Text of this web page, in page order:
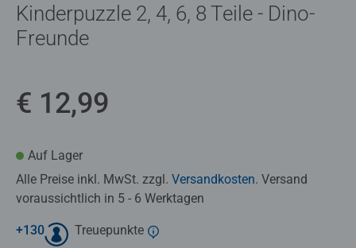
Kinderpuzzle 2, 4, 6, 8 Teile - Dino-
Freunde
€ 12,99
Auf Lager
Alle Preise inkl. MwSt. zzgl. Versandkosten. Versand
voraussichtlich in 5 - 6 Werktagen
+130 Treuepunkte